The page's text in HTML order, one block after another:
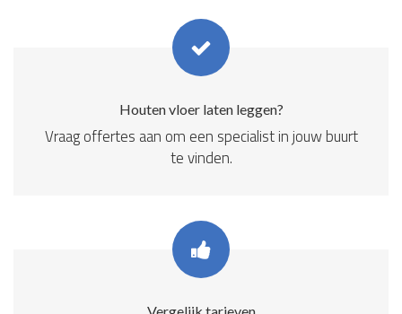
Houten vloer laten leggen?
Vraag offertes aan om een specialist in jouw buurt
te vinden.